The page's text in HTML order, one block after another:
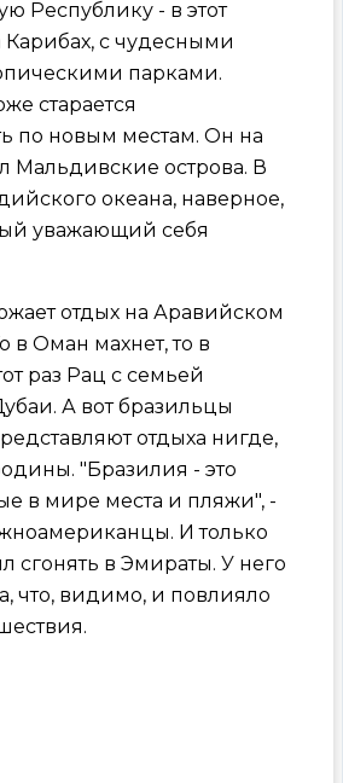
Республику - в этот
с чудесными
парками.
старается
по новым местам. Он на
Мальдивские острова. В
океана, наверное,
уважающий себя
отдых на Аравийском
в Оман махнет, то в
раз Рац с семьей
А вот бразильцы
отдыха нигде,
"Бразилия - это
в мире места и пляжи", -
И только
сгонять в Эмираты. У него
что, видимо, и повлияло